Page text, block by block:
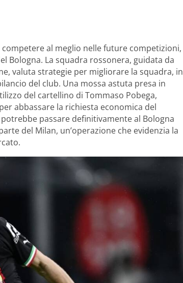
al meglio nelle future competizioni,
Bologna. La squadra rossonera, guidata da
valuta strategie per migliorare la squadra, in
del club. Una mossa astuta presa in
del cartellino di Tommaso Pobega,
abbassare la richiesta economica del
passare definitivamente al Bologna
del Milan, un’operazione che evidenzia la